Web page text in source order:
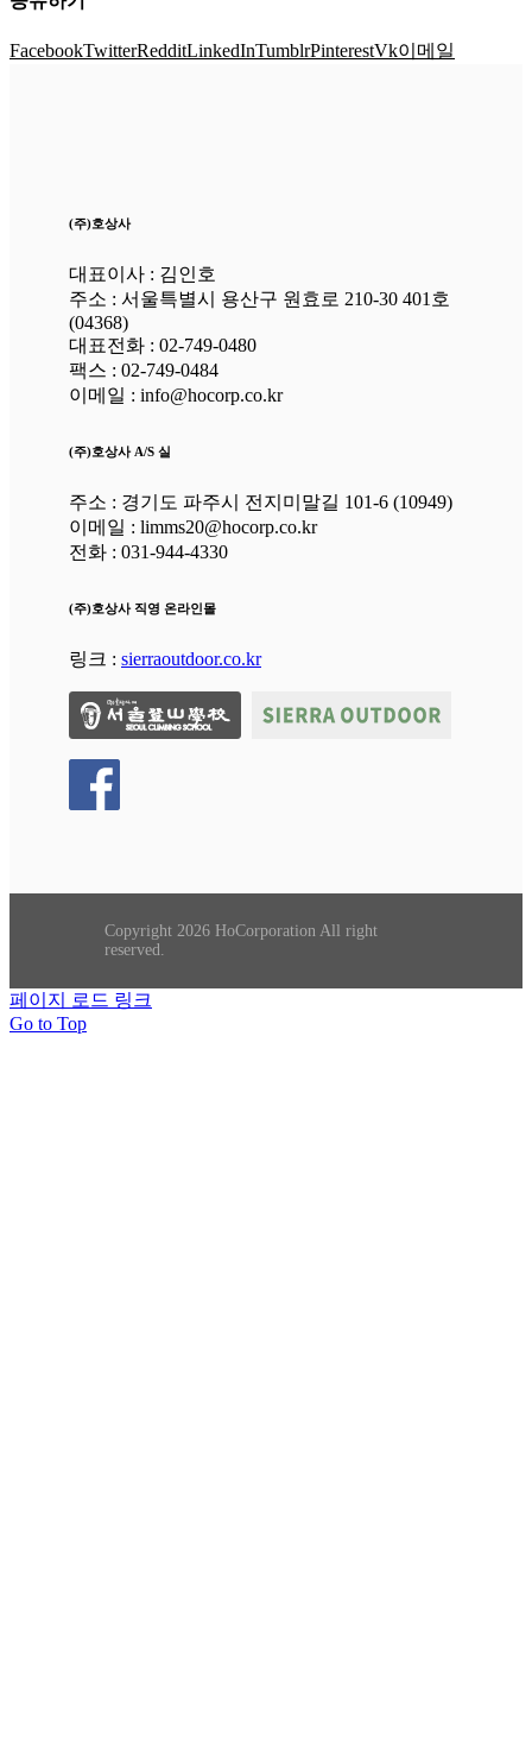
FacebookTwitterRedditLinkedInTumblrPinterestVk이메일
(주)호상사
대표이사 : 김인호
주소 : 서울특별시 용산구 원효로 210-30 401호
(04368)
대표전화 : 02-749-0480
팩스 : 02-749-0484
이메일 : info@hocorp.co.kr
(주)호상사 A/S 실
주소 : 경기도 파주시 전지미말길 101-6 (10949)
이메일 : limms20@hocorp.co.kr
전화 : 031-944-4330
(주)호상사 직영 온라인몰
링크 : sierraoutdoor.co.kr
Copyright 2026 HoCorporation All right
reserved.
페이지 로드 링크
Go to Top